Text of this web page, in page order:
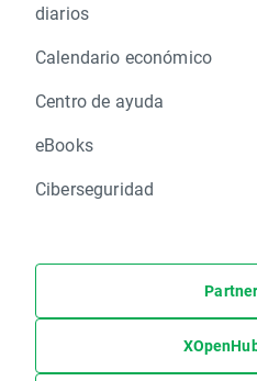
diarios
Calendario económico
Centro de ayuda
eBooks
Ciberseguridad